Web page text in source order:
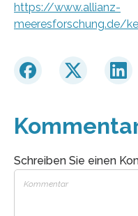
https://www.allianz-
meeresforschung.de/
Schreiben Sie einen